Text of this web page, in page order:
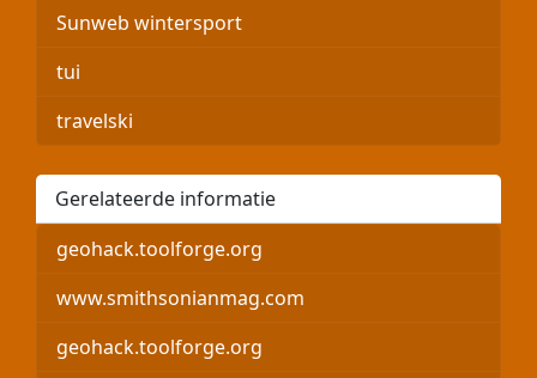
Sunweb wintersport
tui
travelski
Gerelateerde informatie
geohack.toolforge.org
www.smithsonianmag.com
geohack.toolforge.org